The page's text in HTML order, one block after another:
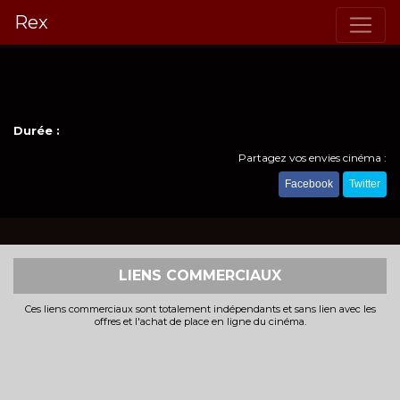
Rex
Durée :
Partagez vos envies cinéma :
Facebook Twitter
LIENS COMMERCIAUX
Ces liens commerciaux sont totalement indépendants et sans lien avec les
offres et l'achat de place en ligne du cinéma.